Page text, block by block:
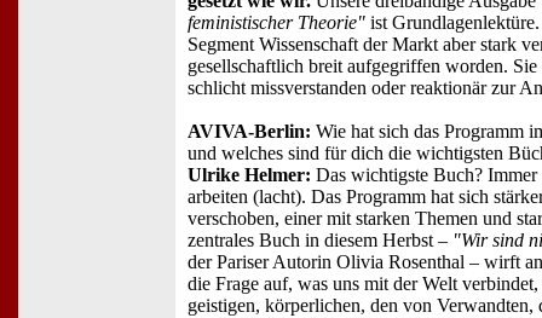
feministischer Theorie" ist
Segment Wissenschaft der Markt aber stark
gesellschaftlich breit aufgegriffen worden.
schlicht missverstanden oder reaktionär zur
AVIVA-Berlin: Wie hat sich das Programm
und welches sind für dich die wichtigsten
Ulrike Helmer: Das wichtigste Buch? Immer
arbeiten (lacht). Das Programm hat sich
verschoben, einer mit starken Themen und
zentrales Buch in diesem Herbst – "Wir sind
der Pariser Autorin Olivia Rosenthal – wirft
die Frage auf, was uns mit der Welt
geistigen, körperlichen, den von Verwandten,